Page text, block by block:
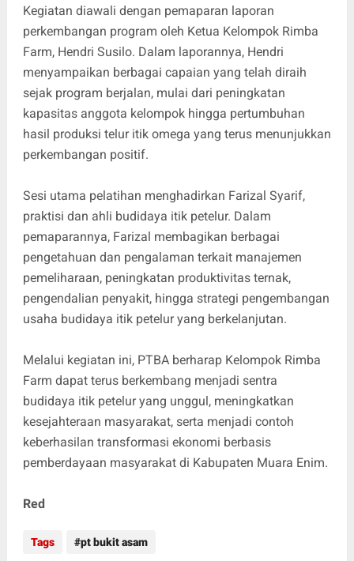
Kegiatan diawali dengan pemaparan laporan
perkembangan program oleh Ketua Kelompok Rimba
Farm, Hendri Susilo. Dalam laporannya, Hendri
menyampaikan berbagai capaian yang telah diraih
sejak program berjalan, mulai dari peningkatan
kapasitas anggota kelompok hingga pertumbuhan
hasil produksi telur itik omega yang terus menunjukkan
perkembangan positif.
Sesi utama pelatihan menghadirkan Farizal Syarif,
praktisi dan ahli budidaya itik petelur. Dalam
pemaparannya, Farizal membagikan berbagai
pengetahuan dan pengalaman terkait manajemen
pemeliharaan, peningkatan produktivitas ternak,
pengendalian penyakit, hingga strategi pengembangan
usaha budidaya itik petelur yang berkelanjutan.
Melalui kegiatan ini, PTBA berharap Kelompok Rimba
Farm dapat terus berkembang menjadi sentra
budidaya itik petelur yang unggul, meningkatkan
kesejahteraan masyarakat, serta menjadi contoh
keberhasilan transformasi ekonomi berbasis
pemberdayaan masyarakat di Kabupaten Muara Enim.
Red
Tags pt bukit asam